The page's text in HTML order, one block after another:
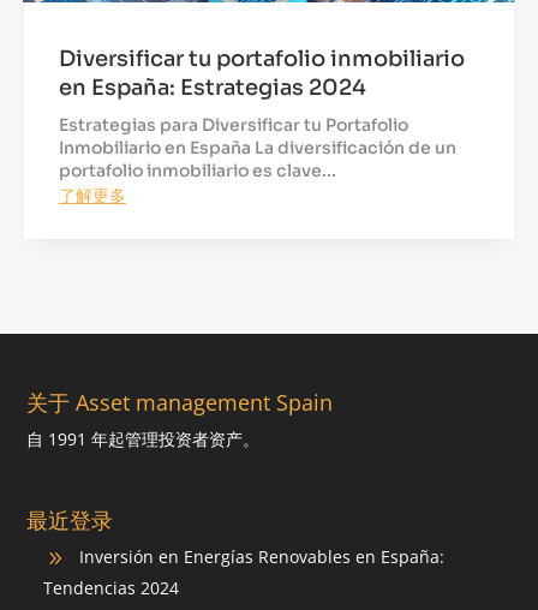
Diversificar tu portafolio inmobiliario
en España: Estrategias 2024
Estrategias para Diversificar tu Portafolio
Inmobiliario en España La diversificación de un
portafolio inmobiliario es clave...
了解更多
关于 Asset management Spain
自 1991 年起管理投资者资产。
最近登录
9
Inversión en Energías Renovables en España:
Tendencias 2024